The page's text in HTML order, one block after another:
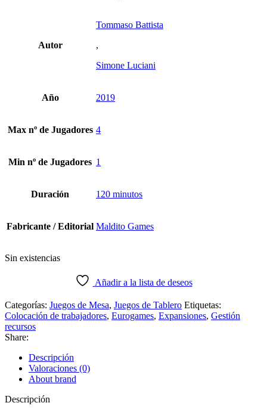
Autor
Tommaso Battista
,
Simone Luciani
Año 2019
Max nº de Jugadores 4
Min nº de Jugadores 1
Duración 120 minutos
Fabricante / Editorial Maldito Games
Sin existencias
Añadir a la lista de deseos
Categorías: Juegos de Mesa, Juegos de Tablero Etiquetas:
Colocación de trabajadores, Eurogames, Expansiones, Gestión
recursos
Share:
Descripción
Valoraciones (0)
About brand
Descripción